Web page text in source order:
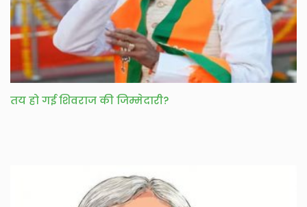
तय हो गई शिवराज की जिम्मेदारी?